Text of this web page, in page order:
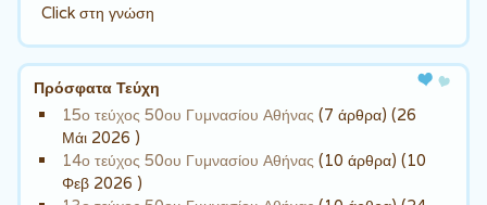
Click στη γνώση
Πρόσφατα Τεύχη
15ο τεύχος 50ου Γυμνασίου Αθήνας (7 άρθρα) (26
Μάι 2026 )
14ο τεύχος 50ου Γυμνασίου Αθήνας (10 άρθρα) (10
Φεβ 2026 )